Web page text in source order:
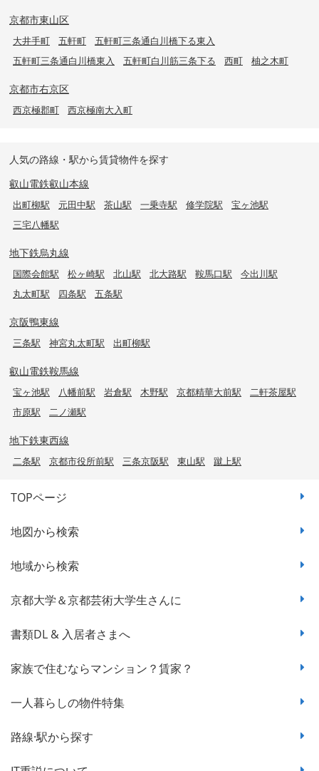
京都市東山区
大井手町 五軒町
五軒町三条通白川橋下る東入
五軒町三条通白川橋東入
五軒町白川筋三条下る 西町 柚之木町
京都市右京区
西京極郡町 西京極南大入町
人気の路線・駅から賃貸物件を探す
叡山電鉄叡山本線
出町柳駅 元田中駅 茶山駅 一乗寺駅 修学院駅
宝ヶ池駅
三宅八幡駅
地下鉄烏丸線
国際会館駅 松ヶ崎駅 北山駅 北大路駅 鞍馬口駅
今出川駅
丸太町駅
四条駅 五条駅
京阪鴨東線
三条駅 神宮丸太町駅 出町柳駅
叡山電鉄鞍馬線
宝ヶ池駅 八幡前駅 岩倉駅 木野駅 京都精華大前駅
二軒茶屋駅
市原駅
二ノ瀬駅
地下鉄東西線
二条駅 京都市役所前駅 三条京阪駅 東山駅 蹴上駅
TOPページ
地図から検索
地域から検索
京都大学＆京都芸術大学生さんに
書類DL & 入居者さまへ
家族で住むならマンション？賃家？
一人暮らしの物件特集
路線·駅から探す